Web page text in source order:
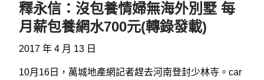
釋永信：沒包養情婦無海外別墅 每
月薪包養網水700元(轉錄發載)
2017 年 4 月 13 日
10月16日，萬城地產網記者趕去河南登封少林寺。car